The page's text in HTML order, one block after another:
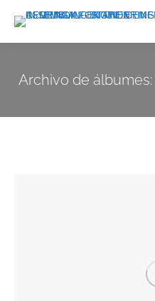
Archivo de álbumes: